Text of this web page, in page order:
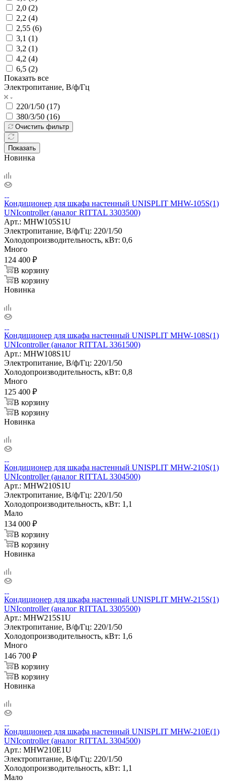
2,0 (2)
2,2 (4)
2,55 (6)
3,1 (1)
3,2 (1)
4,2 (4)
6,5 (2)
Показать все
Электропитание, В/ф/Гц
220/1/50 (17)
380/3/50 (16)
Очистить фильтр
Показать
Новинка
Кондиционер для шкафа настенный UNISPLIT MHW-105S(1)
UNIcontroller (аналог RITTAL 3303500)
Арт.: MHW105S1U
Электропитание, В/ф/Гц: 220/1/50
Холодопроизводительность, кВт: 0,6
Много
124 400 ₽
В корзину
В корзину
Новинка
Кондиционер для шкафа настенный UNISPLIT MHW-108S(1)
UNIcontroller (аналог RITTAL 3361500)
Арт.: MHW108S1U
Электропитание, В/ф/Гц: 220/1/50
Холодопроизводительность, кВт: 0,8
Много
125 400 ₽
В корзину
В корзину
Новинка
Кондиционер для шкафа настенный UNISPLIT MHW-210S(1)
UNIcontroller (аналог RITTAL 3304500)
Арт.: MHW210S1U
Электропитание, В/ф/Гц: 220/1/50
Холодопроизводительность, кВт: 1,1
Мало
134 000 ₽
В корзину
В корзину
Новинка
Кондиционер для шкафа настенный UNISPLIT MHW-215S(1)
UNIcontroller (аналог RITTAL 3305500)
Арт.: MHW215S1U
Электропитание, В/ф/Гц: 220/1/50
Холодопроизводительность, кВт: 1,6
Много
146 700 ₽
В корзину
В корзину
Новинка
Кондиционер для шкафа настенный UNISPLIT MHW-210E(1)
UNIcontroller (аналог RITTAL 3304500)
Арт.: MHW210E1U
Электропитание, В/ф/Гц: 220/1/50
Холодопроизводительность, кВт: 1,1
Мало